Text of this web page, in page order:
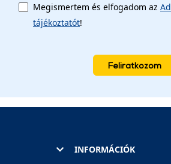
Megismertem és elfogadom az
tájékoztatót!
Feliratkozom
INFORMÁCIÓK